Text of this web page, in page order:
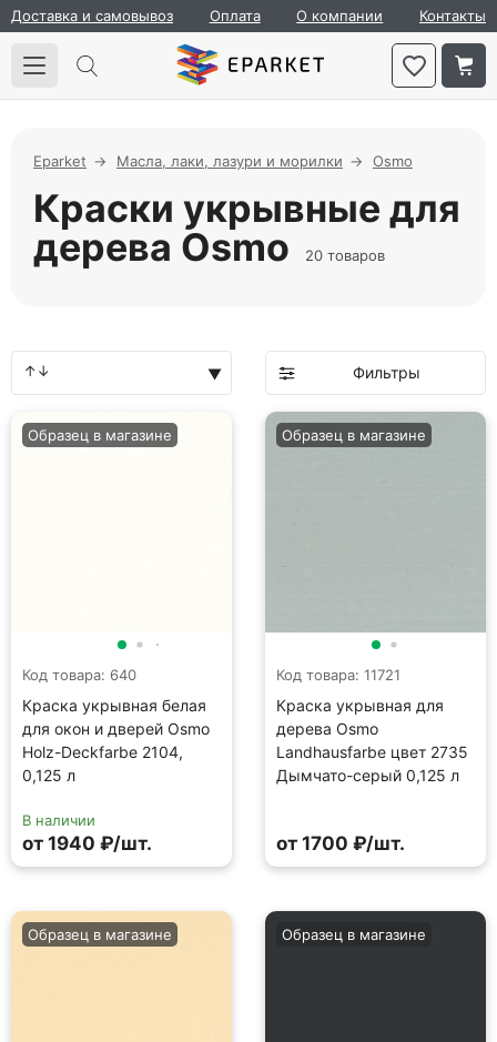
Доставка и самовывоз Оплата О компании Контакты
Eparket Масла, лаки, лазури и морилки Osmo
Краски укрывные для
дерева Osmo
20 товаров
Фильтры
Код товара: 640
Краска укрывная белая
для окон и дверей Osmo
Holz-Deckfarbe 2104,
0,125 л
Образец в магазине
В наличии
от 1940 ₽/шт.
Код товара: 11721
Краска укрывная для
дерева Osmo
Landhausfarbe цвет 2735
Дымчато-серый 0,125 л
Образец в магазине
от 1700 ₽/шт.
Образец в магазине Образец в магазине